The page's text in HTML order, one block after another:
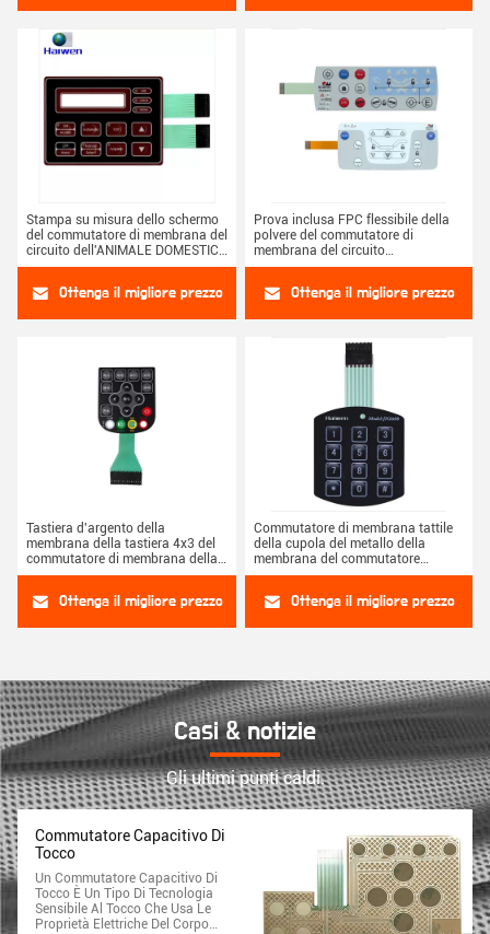
Stampa su misura dello schermo
del commutatore di membrana del
circuito dell'ANIMALE DOMESTICO
con il LED
Ottenga il migliore prezzo
Prova inclusa FPC flessibile della
polvere del commutatore di
membrana del circuito
dell'ANIMALE DOMESTICO del LED
Ottenga il migliore prezzo
Tastiera d'argento della
membrana della tastiera 4x3 del
commutatore di membrana della
cupola del metallo della pasta
Ottenga il migliore prezzo
Commutatore di membrana tattile
della cupola del metallo della
membrana del commutatore
capacitivo di tocco
Ottenga il migliore prezzo
Casi & notizie
Gli ultimi punti caldi.
Commutatore Capacitivo Di
Tocco
Un Commutatore Capacitivo Di
Tocco È Un Tipo Di Tecnologia
Sensibile Al Tocco Che Usa Le
Proprietà Elettriche Del Corpo